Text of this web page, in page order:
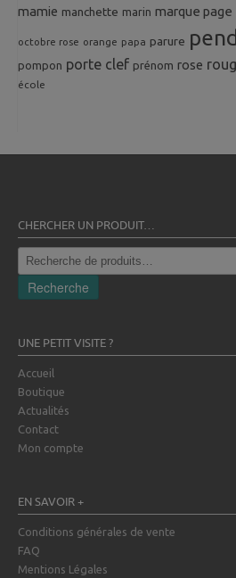
mamie manchette marin marque page
octobre rose orange papa parure
pompon porte clef prénom rose
école
CHERCHER UN PRODUIT…
Recherche
pour :
Recherche
UNE PETIT VISITE ?
Accueil
Boutique
Actualités
Contact
Mon compte
EN SAVOIR +
Conditions générales de vente
FAQ
Mentions Légales